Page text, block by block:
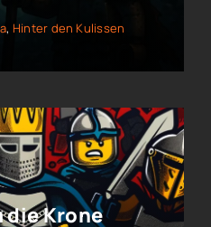
, Hinter den Kulissen
die Krone